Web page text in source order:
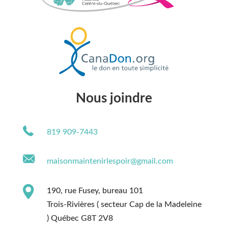
Nous joindre
819 909-7443
maisonmaintenirlespoir@gmail.com
190, rue Fusey, bureau 101
Trois-Rivières ( secteur Cap de la Madeleine
) Québec G8T 2V8